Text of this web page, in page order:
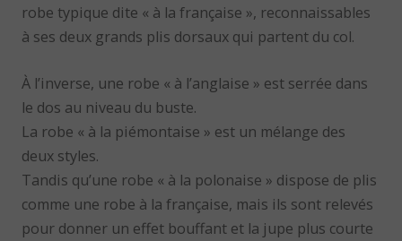
robe typique dite « à la française », reconnaissables
à ses deux grands plis dorsaux qui partent du col.
À l’inverse, une robe « à l’anglaise » est serrée dans
le dos au niveau du buste.
La robe « à la piémontaise » est un mélange des
deux styles.
Tandis qu’une robe « à la polonaise » dispose de plis
comme une robe à la française, mais ils sont relevés
pour donner un effet bouffant et la jupe plus courte